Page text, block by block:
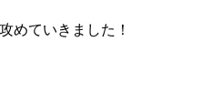
めていきました！